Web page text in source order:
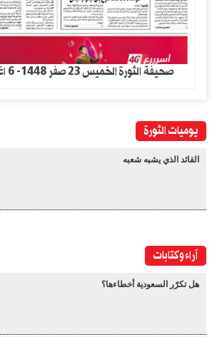
صحيفة الثورة الخميس 23 صفر 1448- 6 اغسطس 2026
يوميات الثورة
القائد الذي يشبه شعبه
آراء وكتابات
هل تكرّر السعودية أخطاءها؟